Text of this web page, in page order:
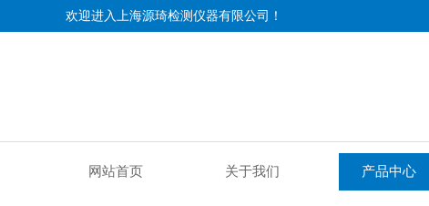
欢迎进入上海源琦检测仪器有限公司！
网站首页 关于我们 产品中心